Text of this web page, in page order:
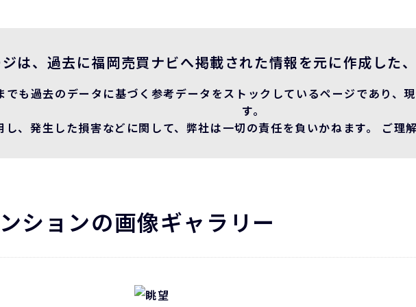
は、過去に福岡売買ナビへ掲載された情報を元に作成した、
でも過去のデータに基づく参考データをストックしているページであり、
す。
し、発生した損害などに関して、弊社は一切の責任を負いかねます。 ご理
ションの画像ギャラリー